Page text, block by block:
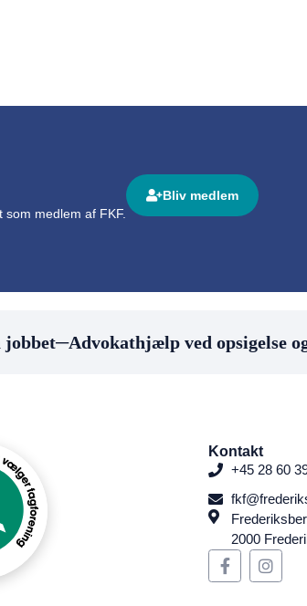
medlem af FKF.
Bliv medlem
─Advokathjælp ved opsigelse og
Kontakt
+45 28 60
2000